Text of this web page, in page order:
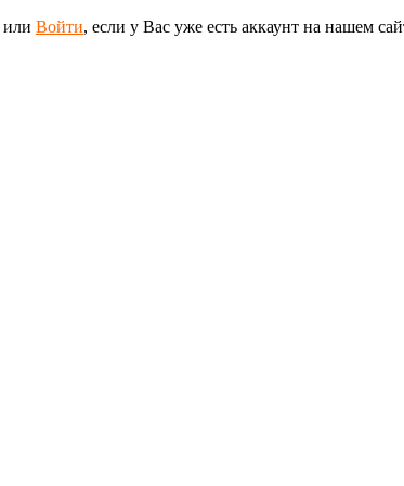
или Войти, если у Вас уже есть аккаунт на нашем